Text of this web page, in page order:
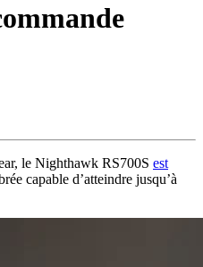
le Nighthawk RS700S est
capable d’atteindre jusqu’à